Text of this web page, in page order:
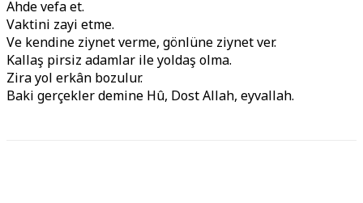
Ahde vefa et.
Vaktini zayi etme.
Ve kendine ziynet verme, gönlüne ziynet ver.
Kallaş pirsiz adamlar ile yoldaş olma.
Zira yol erkân bozulur.
Baki gerçekler demine Hû, Dost Allah, eyvallah.